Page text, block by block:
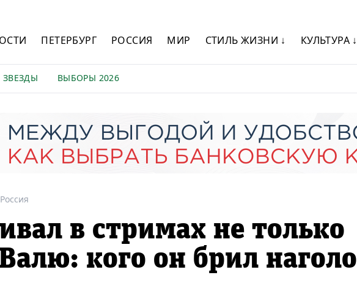
ПЕТЕРБУРГ РОССИЯ МИР СТИЛЬ ЖИЗНИ ↓ КУЛЬТУРА ↓
ЗВЕЗДЫ ВЫБОРЫ 2026
Россия
в стримах не только
кого он брил наголо